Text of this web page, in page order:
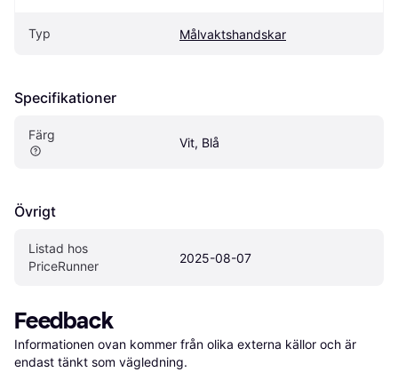
Typ Målvaktshandskar
Specifikationer
Färg
Vit, Blå
Övrigt
Listad hos
PriceRunner
2025-08-07
Feedback
Informationen ovan kommer från olika externa källor och är
endast tänkt som vägledning.